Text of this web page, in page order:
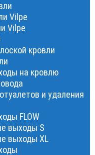
Vilpe
Vilpe
кровли
на кровлю
и удаления
FLOW
выходы S
выходы XL